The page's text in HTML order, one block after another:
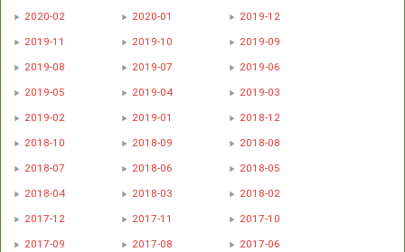
2020-02
2020-01
2019-12
2019-11
2019-10
2019-09
2019-08
2019-07
2019-06
2019-05
2019-04
2019-03
2019-02
2019-01
2018-12
2018-10
2018-09
2018-08
2018-07
2018-06
2018-05
2018-04
2018-03
2018-02
2017-12
2017-11
2017-10
2017-09
2017-08
2017-06